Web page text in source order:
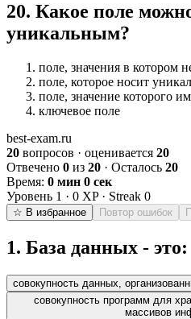
20. Какое поле
уникальным?
поле, значения в котором
поле, которое носит
поле, значение которого
ключевое поле
best-exam.ru
20 вопросов · оценивается 20
Отвечено 0 из 20 · Осталось 20
Время: 0 мин 0 сек
Уровень 1 · 0 XP · Streak 0
☆ В избранное Повтор ошибок
1. База данных - это:
совокупность данных,
совокупность программ для
массивов